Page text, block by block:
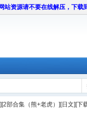
网站资源请不要在线解压，下载
部合集（熊+老虎）][日文][下